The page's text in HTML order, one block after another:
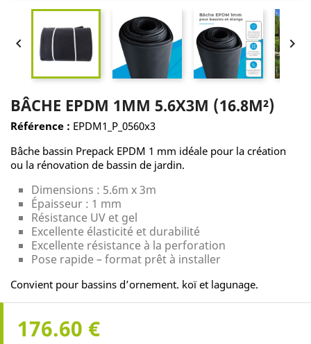
 
BÂCHE EPDM 1MM 5.6X3M (16.8M²)
Référence : EPDM1_P_0560x3
Bâche bassin Prepack EPDM 1 mm idéale pour la création
ou la rénovation de bassin de jardin.
Dimensions : 5.6m x 3m
Épaisseur : 1 mm
Résistance UV et gel
Excellente élasticité et durabilité
Excellente résistance à la perforation
Pose rapide – format prêt à installer
Convient pour bassins d’ornement. koï et lagunage.
176.60 €